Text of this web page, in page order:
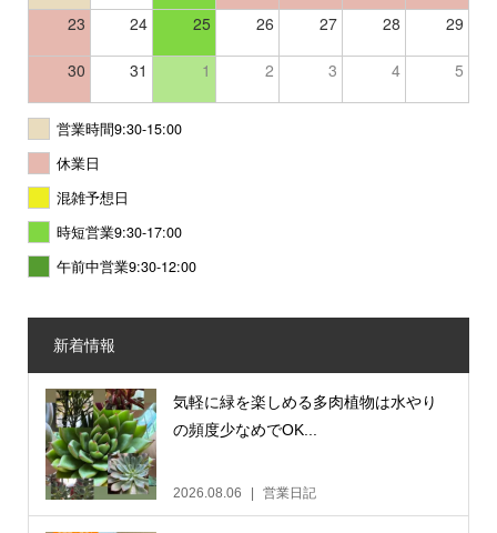
23 24 25 26 27 28 29
30 31 1 2 3 4 5
営業時間9:30-15:00
休業日
混雑予想日
時短営業9:30-17:00
午前中営業9:30-12:00
新着情報
気軽に緑を楽しめる多肉植物は水やり
の頻度少なめでOK...
2026.08.06 営業日記